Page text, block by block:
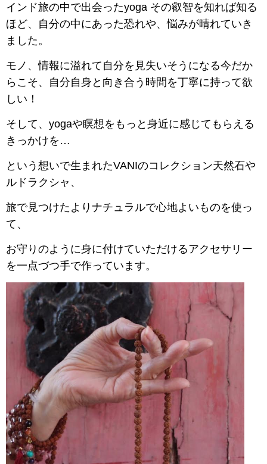
インド旅の中で出会ったyoga その叡智を知れば知る
ほど、自分の中にあった恐れや、悩みが晴れていき
ました。
モノ、情報に溢れて自分を見失いそうになる今だか
らこそ、自分自身と向き合う時間を丁寧に持って欲
しい！
そして、yogaや瞑想をもっと身近に感じてもらえる
きっかけを…
という想いで生まれたVANIのコレクション天然石や
ルドラクシャ、
旅で見つけたよりナチュラルで心地よいものを使っ
て、
お守りのように身に付けていただけるアクセサリー
を一点づつ手で作っています。